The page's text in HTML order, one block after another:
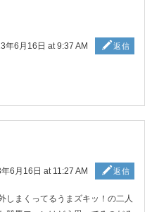
年6月16日 at 9:37 AM 返信
6月16日 at 11:27 AM 返信
しまくってるうまズキッ！の二人